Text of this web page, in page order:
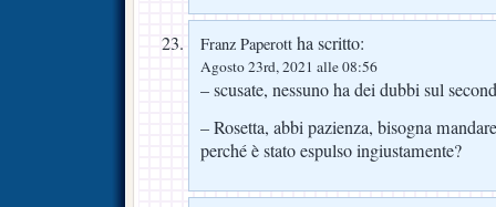
Franz Paperott ha scritto:
Agosto 23rd, 2021 alle 08:56
– scusate, nessuno ha dei dubbi sul
– Rosetta, abbi pazienza, bisogna
perché è stato espulso ingiustamente?